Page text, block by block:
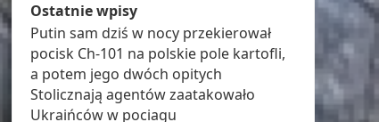
Ostatnie wpisy
Putin sam dziś w nocy przekierował
pocisk Ch-101 na polskie pole kartofli,
a potem jego dwóch opitych
Stolicznają agentów zaatakowało
Ukraińców w pociagu